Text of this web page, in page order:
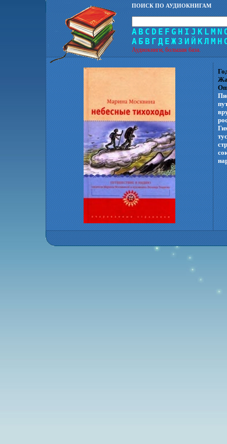
ПОИСК ПО АУДИОКНИГАМ
A B C D E F G H I J K L M N
А Б В Г Д Е Ж З И Й КЛ М Н
Аудиокниги, большая база.